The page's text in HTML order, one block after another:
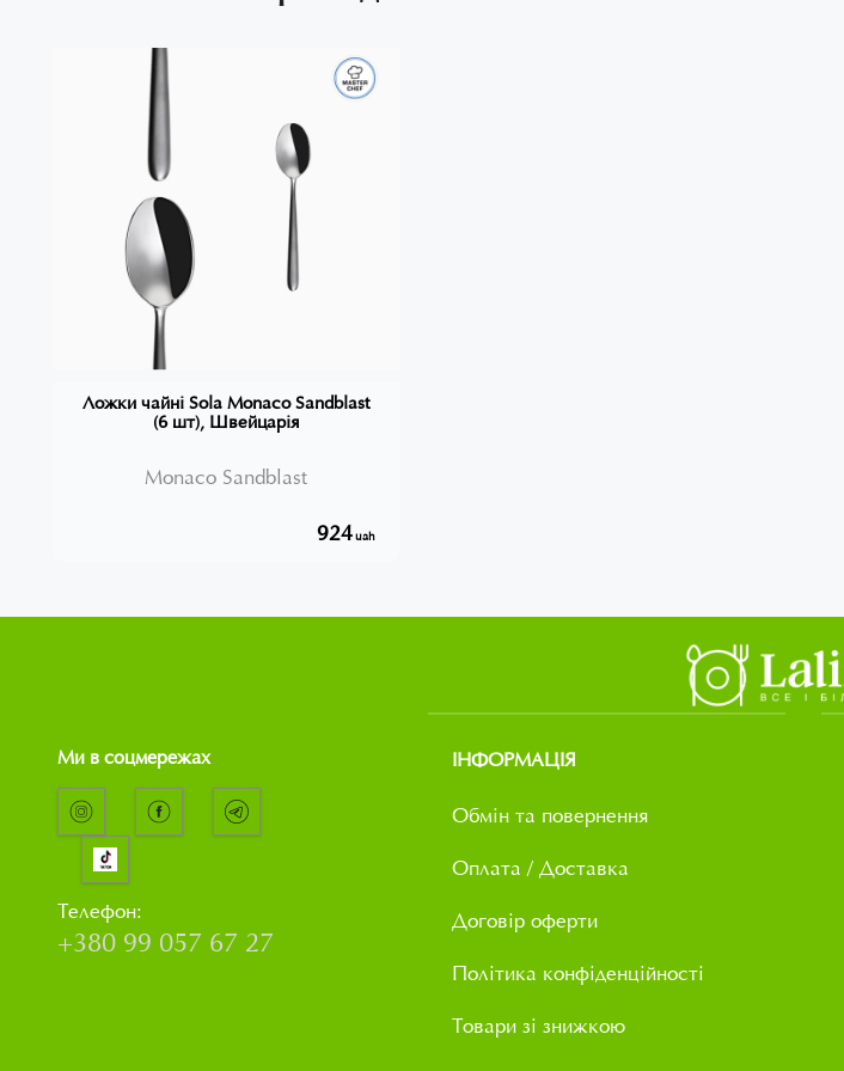
Ложки чайні Sola Monaco Sandblast
(6 шт), Швейцарія
Monaco Sandblast
924uah
Ми в соцмережах
Телефон:
+380 99 057 67 27
ІНФОРМАЦІЯ
Обмін та повернення
Оплата / Доставка
Договір оферти
Політика конфіденційності
Товари зі знижкою